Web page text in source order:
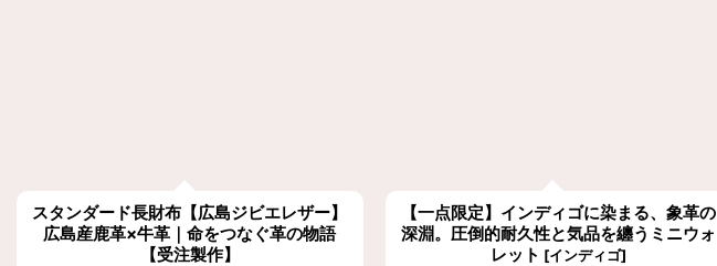
【一点限定】インディゴに染まる、象革の
深淵。圧倒的耐久性と気品を纏うミニウォ
レット[インディゴ
【アウトレット】象革 レザートレイ ダ
ークグリーン